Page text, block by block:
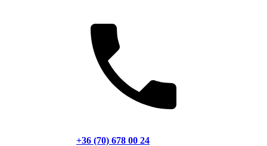
+36 (70) 678 00 24